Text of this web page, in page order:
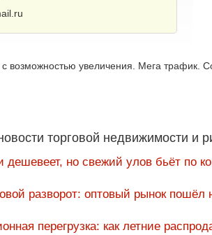
возможностью увеличения. Мега трафик.
торговой недвижимости и
дешевеет, но свежий улов бьёт по
разворот: оптовый рынок
перегрузка: как летние